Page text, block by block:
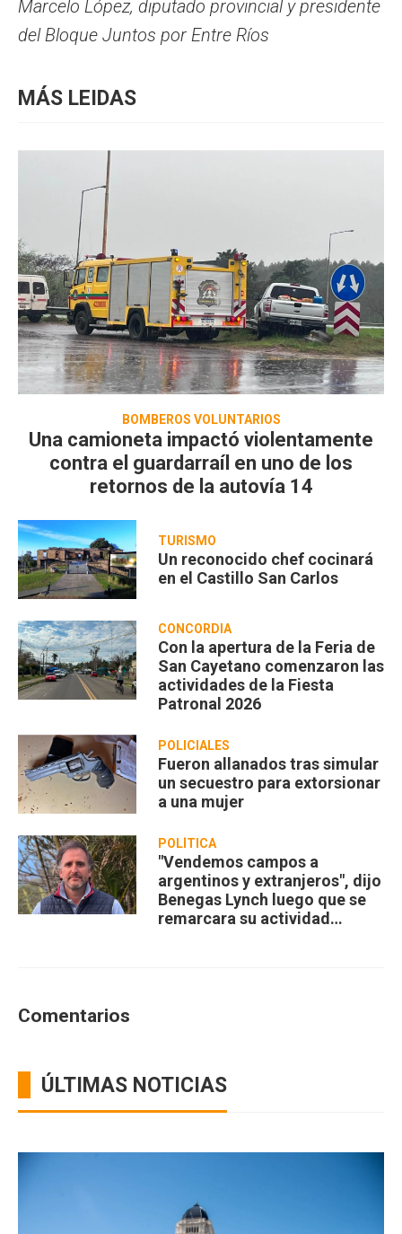
Marcelo López, diputado provincial y presidente
del Bloque Juntos por Entre Ríos
MÁS LEIDAS
BOMBEROS VOLUNTARIOS
Una camioneta impactó violentamente
contra el guardarraíl en uno de los
retornos de la autovía 14
TURISMO
Un reconocido chef cocinará
en el Castillo San Carlos
CONCORDIA
Con la apertura de la Feria de
San Cayetano comenzaron las
actividades de la Fiesta
Patronal 2026
POLICIALES
Fueron allanados tras simular
un secuestro para extorsionar
a una mujer
POLÍTICA
"Vendemos campos a
argentinos y extranjeros", dijo
Benegas Lynch luego que se
remarcara su actividad
Comentarios
ÚLTIMAS NOTICIAS